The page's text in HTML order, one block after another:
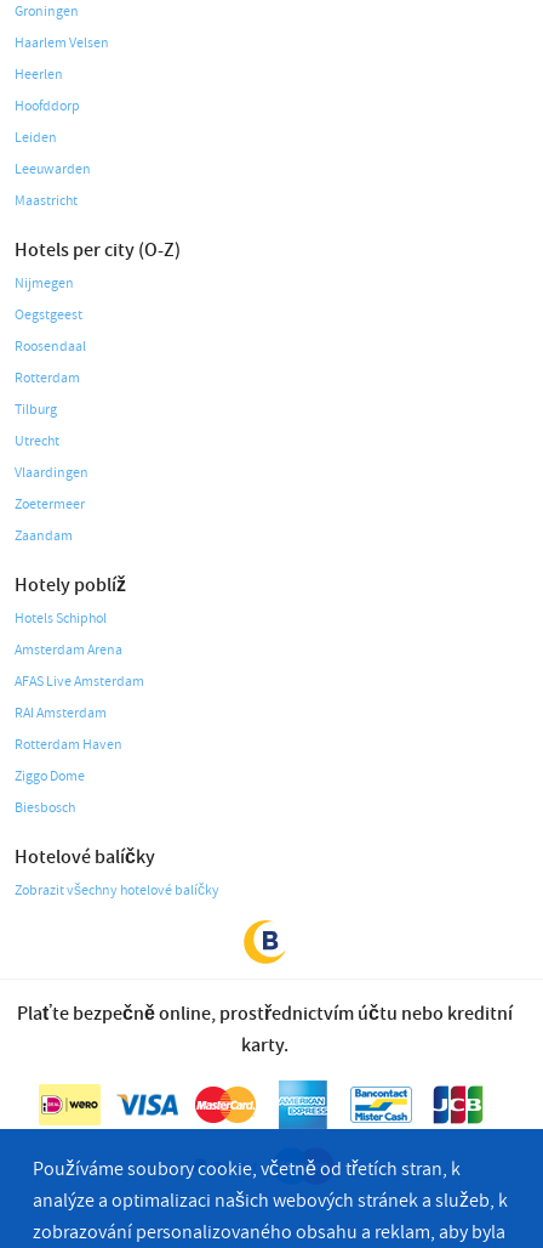
Groningen
Haarlem Velsen
Heerlen
Hoofddorp
Leiden
Leeuwarden
Maastricht
Hotels per city (O-Z)
Nijmegen
Oegstgeest
Roosendaal
Rotterdam
Tilburg
Utrecht
Vlaardingen
Zoetermeer
Zaandam
Hotely poblíž
Hotels Schiphol
Amsterdam Arena
AFAS Live Amsterdam
RAI Amsterdam
Rotterdam Haven
Ziggo Dome
Biesbosch
Hotelové balíčky
Zobrazit všechny hotelové balíčky
Plaťte bezpečně online, prostřednictvím účtu nebo kreditní
karty.
Používáme soubory cookie, včetně od třetích stran, k
analýze a optimalizaci našich webových stránek a služeb, k
zobrazování personalizovaného obsahu a reklam, aby byla